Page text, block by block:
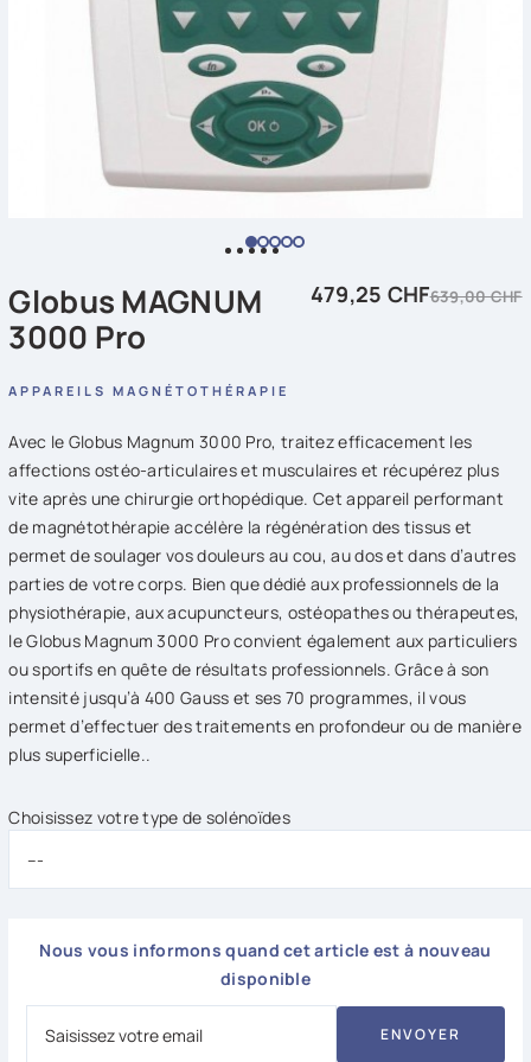
Globus MAGNUM
3000 Pro
479,25 CHF639,00 CHF
APPAREILS MAGNÉTOTHÉRAPIE
Avec le Globus Magnum 3000 Pro, traitez efficacement les
affections ostéo-articulaires et musculaires et récupérez plus
vite après une chirurgie orthopédique. Cet appareil performant
de magnétothérapie accélère la régénération des tissus et
permet de soulager vos douleurs au cou, au dos et dans d’autres
parties de votre corps. Bien que dédié aux professionnels de la
physiothérapie, aux acupuncteurs, ostéopathes ou thérapeutes,
le Globus Magnum 3000 Pro convient également aux particuliers
ou sportifs en quête de résultats professionnels. Grâce à son
intensité jusqu’à 400 Gauss et ses 70 programmes, il vous
permet d’effectuer des traitements en profondeur ou de manière
plus superficielle..
Choisissez votre type de solénoïdes
Nous vous informons quand cet article est à nouveau
disponible
ENVOYER